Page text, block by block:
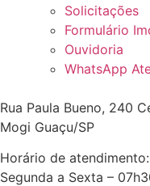
Solicitações
Formulário
Ouvidoria
WhatsApp
Rua Paula Bueno, 240
Mogi Guaçu/SP
Horário de atendimento:
Segunda a Sexta –